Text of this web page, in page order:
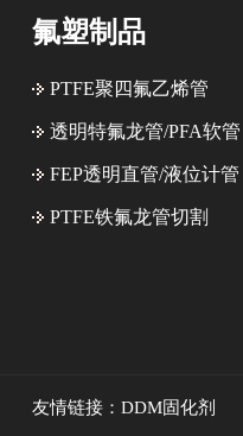
氟塑制品
PTFE聚四氟乙烯管
透明特氟龙管/PFA软管
FEP透明直管/液位计管
PTFE铁氟龙管切割
友情链接： DDM固化剂